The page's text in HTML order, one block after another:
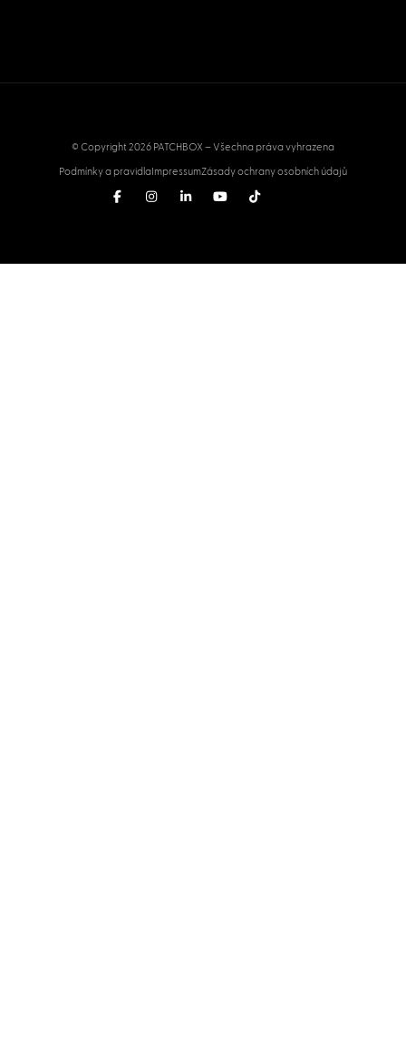
© Copyright 2026 PATCHBOX – Všechna práva vyhrazena
Podmínky a pravidla ImpressumZásady ochrany osobních údajů